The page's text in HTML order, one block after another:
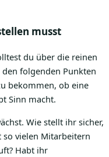
musst
du über die reinen
folgenden Punkten
bekommen, ob eine
Sinn macht.
Wie stellt ihr sicher,
vielen Mitarbeitern
Habt ihr